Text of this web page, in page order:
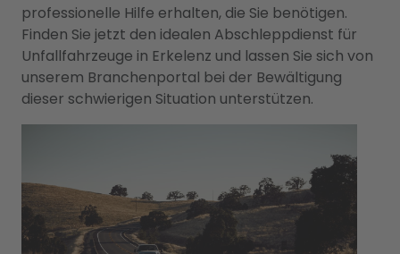
professionelle Hilfe erhalten, die Sie benötigen.
Finden Sie jetzt den idealen Abschleppdienst für
Unfallfahrzeuge in Erkelenz und lassen Sie sich von
unserem Branchenportal bei der Bewältigung
dieser schwierigen Situation unterstützen.